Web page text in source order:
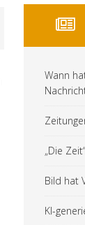
Wann
„Die
Bild hat
KI-